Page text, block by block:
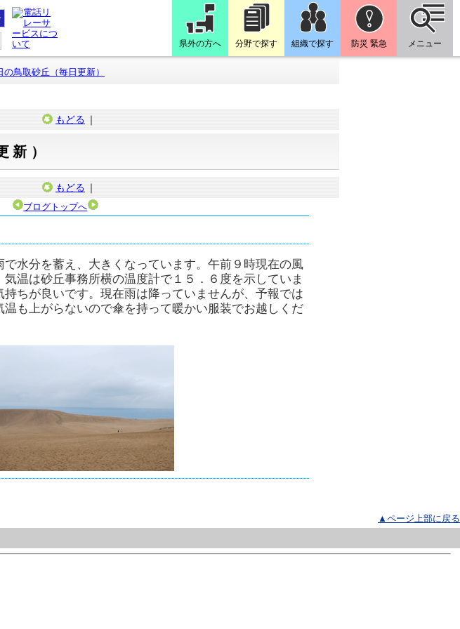
県外の方へ 分野で探す 組織で探す 防災 緊急 メニュー
の鳥取砂丘（毎日更新）
もどる ｜
新）
もどる ｜
ブログトップへ
水分を蓄え、大きくなっています。午前９時現在の風
温は砂丘事務所横の温度計で１５．６度を示していま
ちが良いです。現在雨は降っていませんが、予報では
も上がらないので傘を持って暖かい服装でお越しくだ
▲ページ上部に戻る